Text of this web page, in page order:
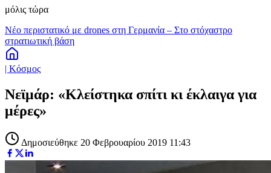
μόλις τώρα
Νέο περιστατικό με drones στη Γερμανία – Στο στόχαστρο
στρατιωτική βάση
| Κόσμος
Νεϊμάρ: «Κλείστηκα σπίτι κι έκλαιγα για
μέρες»
Δημοσιεύθηκε 20 Φεβρουαρίου 2019 11:43